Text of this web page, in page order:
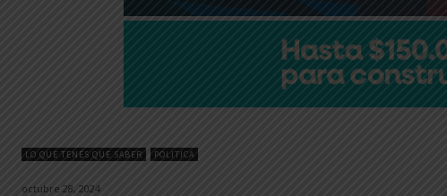
LO QUE TENÉS QUE SABER POLITICA
octubre 28, 2024